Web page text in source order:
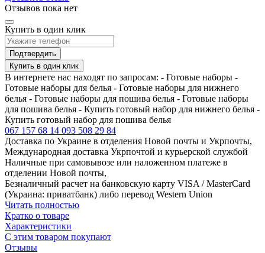
Отзывов пока нет
Купить в один клик
Подтвердить
Купить в один клик
В интернете нас находят по запросам: - Готовые наборы -
Готовые наборы для белья - Готовые наборы для нижнего
белья - Готовые наборы для пошива белья - Готовые наборы
для пошива белья - Купить готовый набор для нижнего белья -
Купить готовый набор для пошива белья
067 157 68 14 093 508 29 84
Доставка по Украине в отделения Новой почты и Укрпочты,
Международная доставка Укрпочтой и курьерской службой
Наличные при самовывозе или наложенном платеже в
отделении Новой почты,
Безналичный расчет на банковскую карту VISA / MasterCard
(Украина: приватбанк) либо перевод Western Union
Читать полностью
Кратко о товаре
Характеристики
С этим товаром покупают
Отзывы